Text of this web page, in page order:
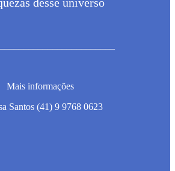
Mais informações
Santos (41) 9 9768 0623